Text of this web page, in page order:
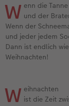
W enn die
und der
Wenn der
und jeder jedem
Dann ist endlich
Weihnachten!
W eihnachten
ist die Zeit